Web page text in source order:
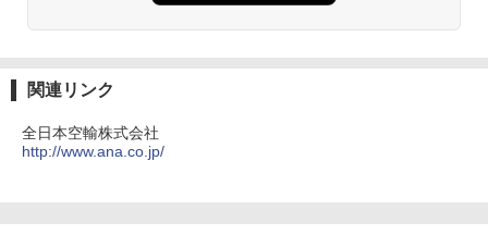
関連リンク
全日本空輸株式会社
http://www.ana.co.jp/